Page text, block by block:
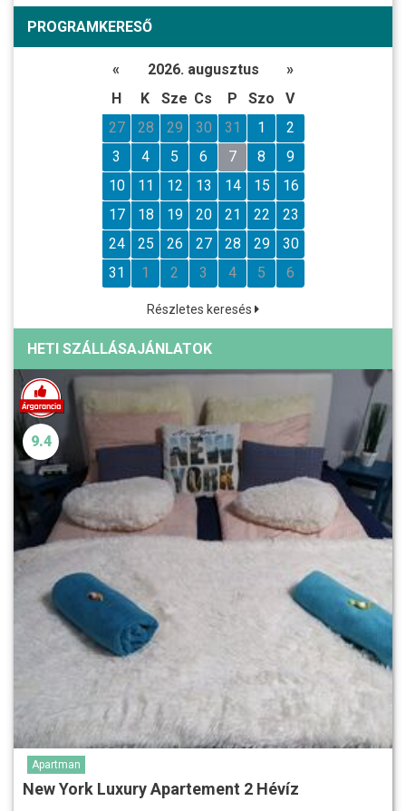
PROGRAMKERESŐ
« 2026. augusztus
»
H
K Sze Cs P Szo
V
27
28 29 30 31 1
2
3
4 5 6 7 8
9
10
11 12 13 14 15
16
17
18 19 20 21 22
23
24
25 26 27 28 29
30
31
1 2 3 4 5 6
Részletes keresés
HETI SZÁLLÁSAJÁNLATOK
9.4
Apartman
New York Luxury Apartement 2 Hévíz